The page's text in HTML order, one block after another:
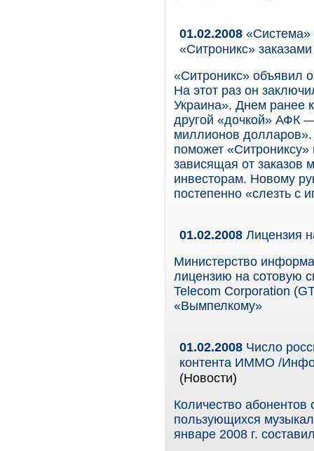
01.02.2008
«Ситроникс» заказами
«Ситроникс» объявил
На этот раз он
Украина». Днем ранее
другой «дочкой» АФК
миллионов долларов».
поможет
зависящая от заказов
инвесторам. Новому
постепенно «слезть с
01.02.2008 Лицензия
Министерство
лицензию на сотовую
Telecom Corporation
«Вымпелкому»
01.02.2008 Число
контента ИММО /
(Новости)
Количество абонентов
пользующихся
январе 2008 г.